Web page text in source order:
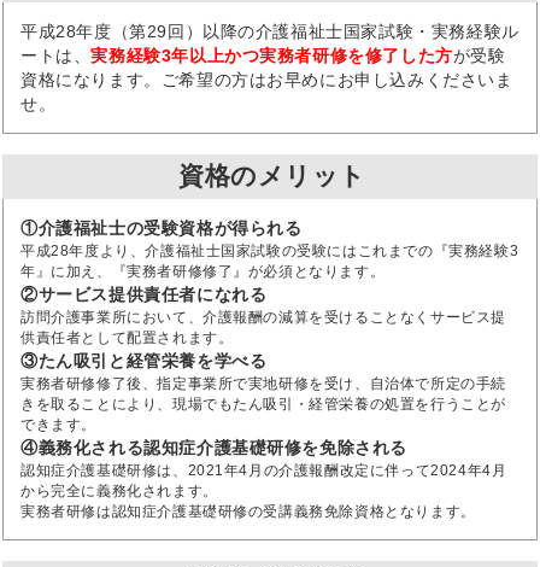
平成28年度（第29回）以降の介護福祉士国家試験・実務経験ル
ートは、実務経験3年以上かつ実務者研修を修了した方が受験
資格になります。ご希望の方はお早めにお申し込みくださいま
せ。
資格のメリット
①介護福祉士の受験資格が得られる
平成28年度より、介護福祉士国家試験の受験にはこれまでの『実務経験3
年』に加え、『実務者研修修了』が必須となります。
②サービス提供責任者になれる
訪問介護事業所において、介護報酬の減算を受けることなくサービス提
供責任者として配置されます。
③たん吸引と経管栄養を学べる
実務者研修修了後、指定事業所で実地研修を受け、自治体で所定の手続
きを取ることにより、現場でもたん吸引・経管栄養の処置を行うことが
できます。
④義務化される認知症介護基礎研修を免除される
認知症介護基礎研修は、2021年4月の介護報酬改定に伴って2024年4月
から完全に義務化されます。
実務者研修は認知症介護基礎研修の受講義務免除資格となります。